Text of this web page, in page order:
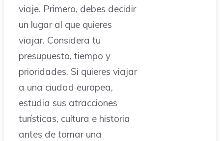
viaje. Primero, debes decidir
un lugar al que quieres
viajar. Considera tu
presupuesto, tiempo y
prioridades. Si quieres viajar
a una ciudad europea,
estudia sus atracciones
turísticas, cultura e historia
antes de tomar una